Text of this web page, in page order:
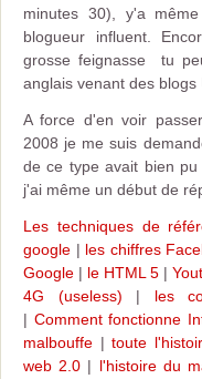
minutes 30), y'a
blogueur influent.
grosse feignasse tu
anglais venant des blogs
A force d'en voir
2008 je me suis
de ce type avait bien pu
j'ai même un début de
Les techniques de
google | les chiffres
Google | le HTML 5 |
4G (useless) | les
| Comment fonctionne
malbouffe |toute
web 2.0 | l'histoire du